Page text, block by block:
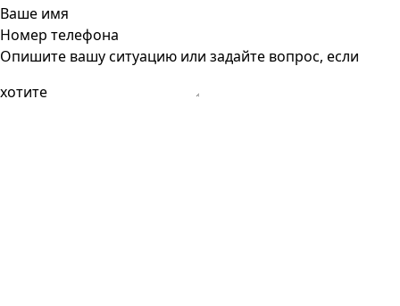
Ваше имя
Номер телефона
Опишите вашу ситуацию или задайте вопрос, если
хотите